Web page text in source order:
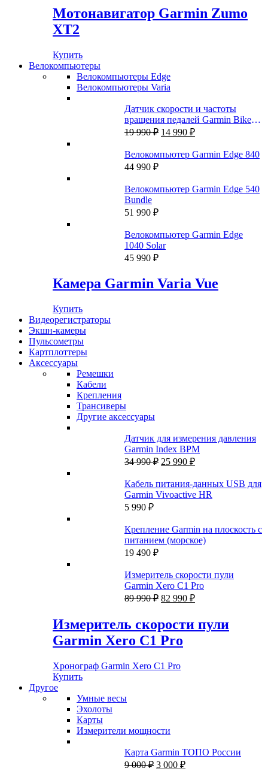
Мотонавигатор Garmin Zumo
XT2
Купить
Велокомпьютеры
Велокомпьютеры Edge
Велокомпьютеры Varia
Датчик скорости и частоты
вращения педалей Garmin Bike
Speed Sensor 2 и Cadence Sensor 2
19 990₽ Первоначальная
составляла
19
14 990 ₽Текущая
14
Велокомпьютер Garmin Edge 840
44 990 ₽
Велокомпьютер Garmin Edge 540
Bundle
51 990 ₽
Велокомпьютер Garmin Edge
1040 Solar
45 990 ₽
Камера Garmin Varia Vue
Купить
Видеорегистраторы
Экшн-камеры
Пульсометры
Картплоттеры
Аксессуары
Ремешки
Кабели
Крепления
Трансиверы
Другие аксессуары
Датчик для измерения давления
Garmin Index BPM
34 990₽ Первоначальная
составляла
34
25 990 ₽Текущая
25
990 ₽.
Кабель питания-данных USB для
Garmin Vivoactive HR
5 990 ₽
Крепление Garmin на плоскость с
питанием (морское)
19 490 ₽
Измеритель скорости пули
Garmin Xero C1 Pro
89 990₽ Первоначальная
89
990 ₽.
82 990 ₽Текущая
990 ₽.
Измеритель скорости пули
Garmin Xero C1 Pro
Хронограф Garmin Xero C1 Pro
Купить
Другое
Умные весы
Эхолоты
Карты
Измерители мощности
Карта Garmin ТОПО России
9 000₽ Первоначальная
3 000 ₽Текущая